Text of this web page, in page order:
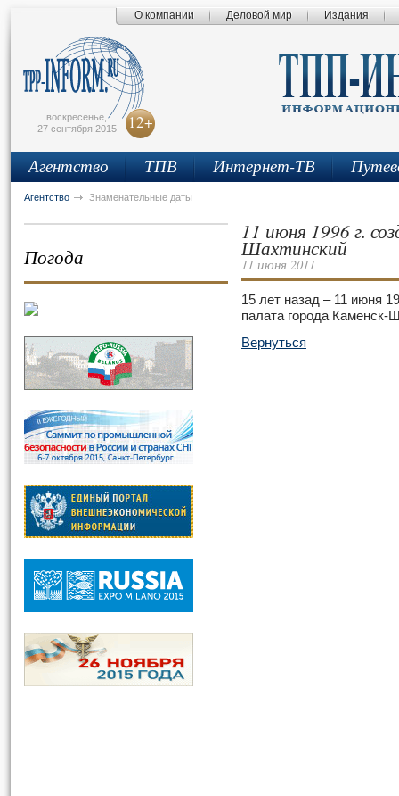
О компании Деловой мир Издания
воскресенье,
27 сентября 2015
12+
Агентство ТПВ Интернет-ТВ
Агентство Знаменательные даты
Погода
11 июня 1996 г.
Шахтинский
11 июня 2011
15 лет назад – 11 июня
палата города Каменск-
Вернуться